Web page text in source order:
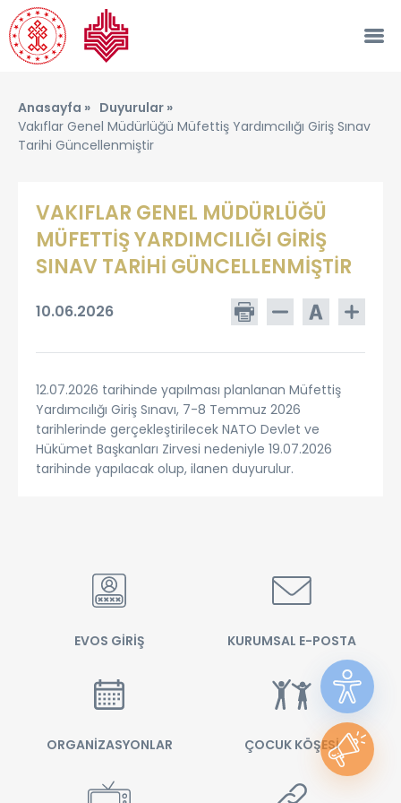
Anasayfa » Duyurular »
Vakıflar Genel Müdürlüğü Müfettiş Yardımcılığı Giriş Sınav
Tarihi Güncellenmiştir
VAKIFLAR GENEL MÜDÜRLÜĞÜ
MÜFETTİŞ YARDIMCILIĞI GİRİŞ
SINAV TARİHİ GÜNCELLENMİŞTİR
10.06.2026
12.07.2026 tarihinde yapılması planlanan Müfettiş
Yardımcılığı Giriş Sınavı, 7-8 Temmuz 2026
tarihlerinde gerçekleştirilecek NATO Devlet ve
Hükümet Başkanları Zirvesi nedeniyle 19.07.2026
tarihinde yapılacak olup, ilanen duyurulur.
EVOS GİRİŞ KURUMSAL E-POSTA
ORGANİZASYONLAR ÇOCUK KÖŞESİ